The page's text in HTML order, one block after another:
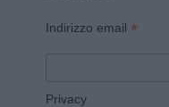
Indirizzo email *
Privacy